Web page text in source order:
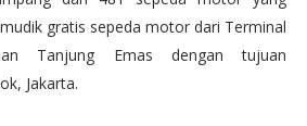
gratis sepeda motor dari Terminal
Tanjung Emas dengan tujuan
Jakarta.